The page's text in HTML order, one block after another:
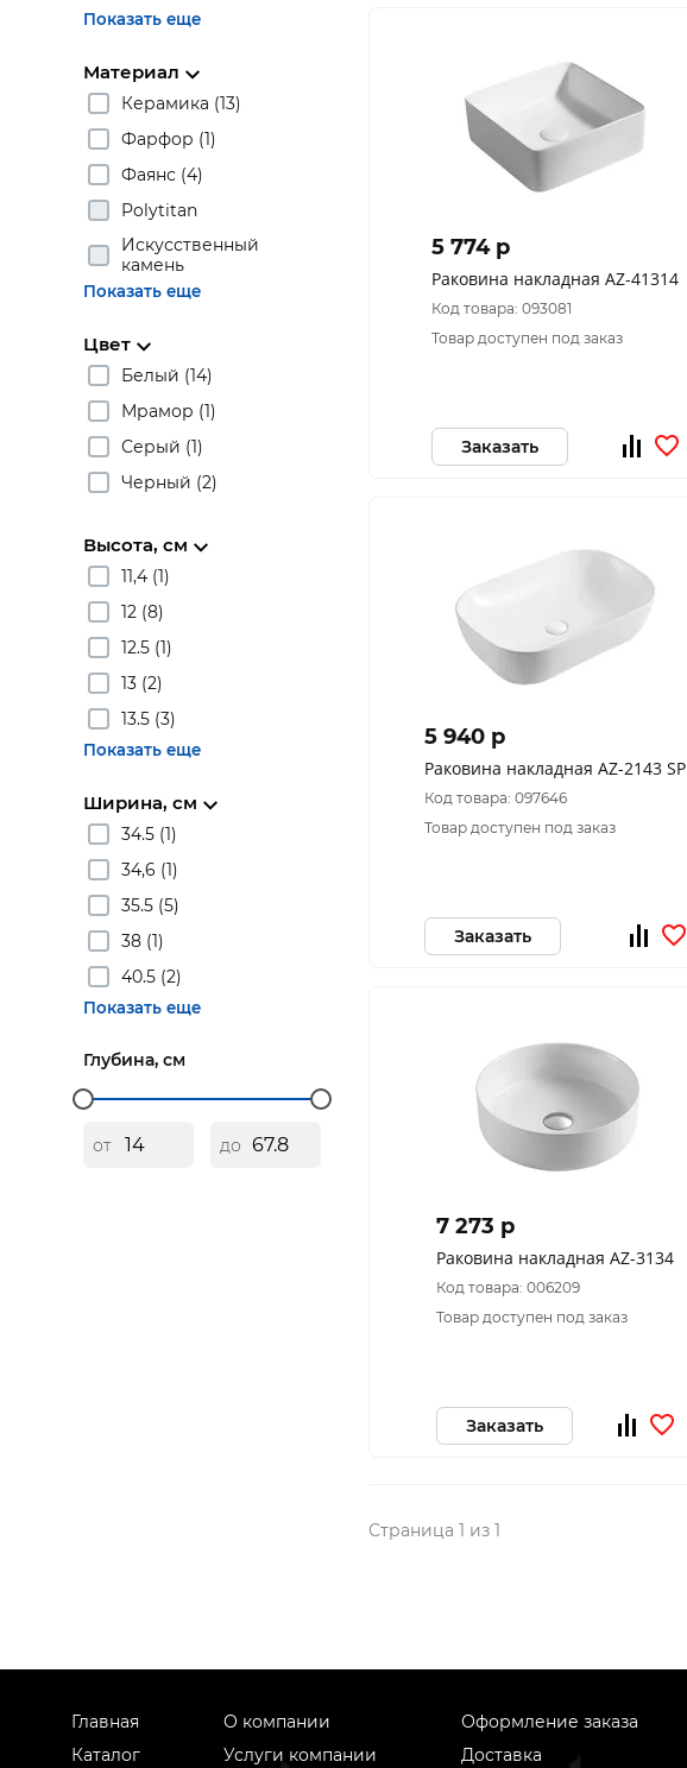
Показать еще
Материал
Керамика (13)
Фарфор (1)
Фаянс (4)
Polytitan
Искусственный
камень
Показать еще
Цвет
Белый (14)
Мрамор (1)
Серый (1)
Черный (2)
Высота, см
11,4 (1)
12 (8)
12.5 (1)
13 (2)
13.5 (3)
Показать еще
Ширина, см
34.5 (1)
34,6 (1)
35.5 (5)
38 (1)
40.5 (2)
Показать еще
Глубина, см
от до
5 774 p
Раковина накладная AZ-41314
Код товара: 093081
Товар доступен под заказ
Заказать
5 940 p
Раковина накладная AZ-2143 SP
Код товара: 097646
Товар доступен под заказ
Заказать
7 273 p
Раковина накладная AZ-3134
Код товара: 006209
Товар доступен под заказ
Заказать
Страница 1 из 1
Главная
Каталог
О компании
Услуги компании
Оформление заказа
Доставка